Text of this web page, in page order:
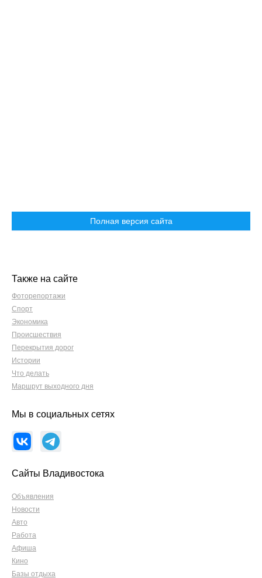
Полная версия сайта
Также на сайте
Фоторепортажи
Спорт
Экономика
Происшествия
Перекрытия дорог
Истории
Что делать
Маршрут выходного дня
Мы в социальных сетях
Сайты Владивостока
Объявления
Новости
Авто
Работа
Афиша
Кино
Базы отдыха